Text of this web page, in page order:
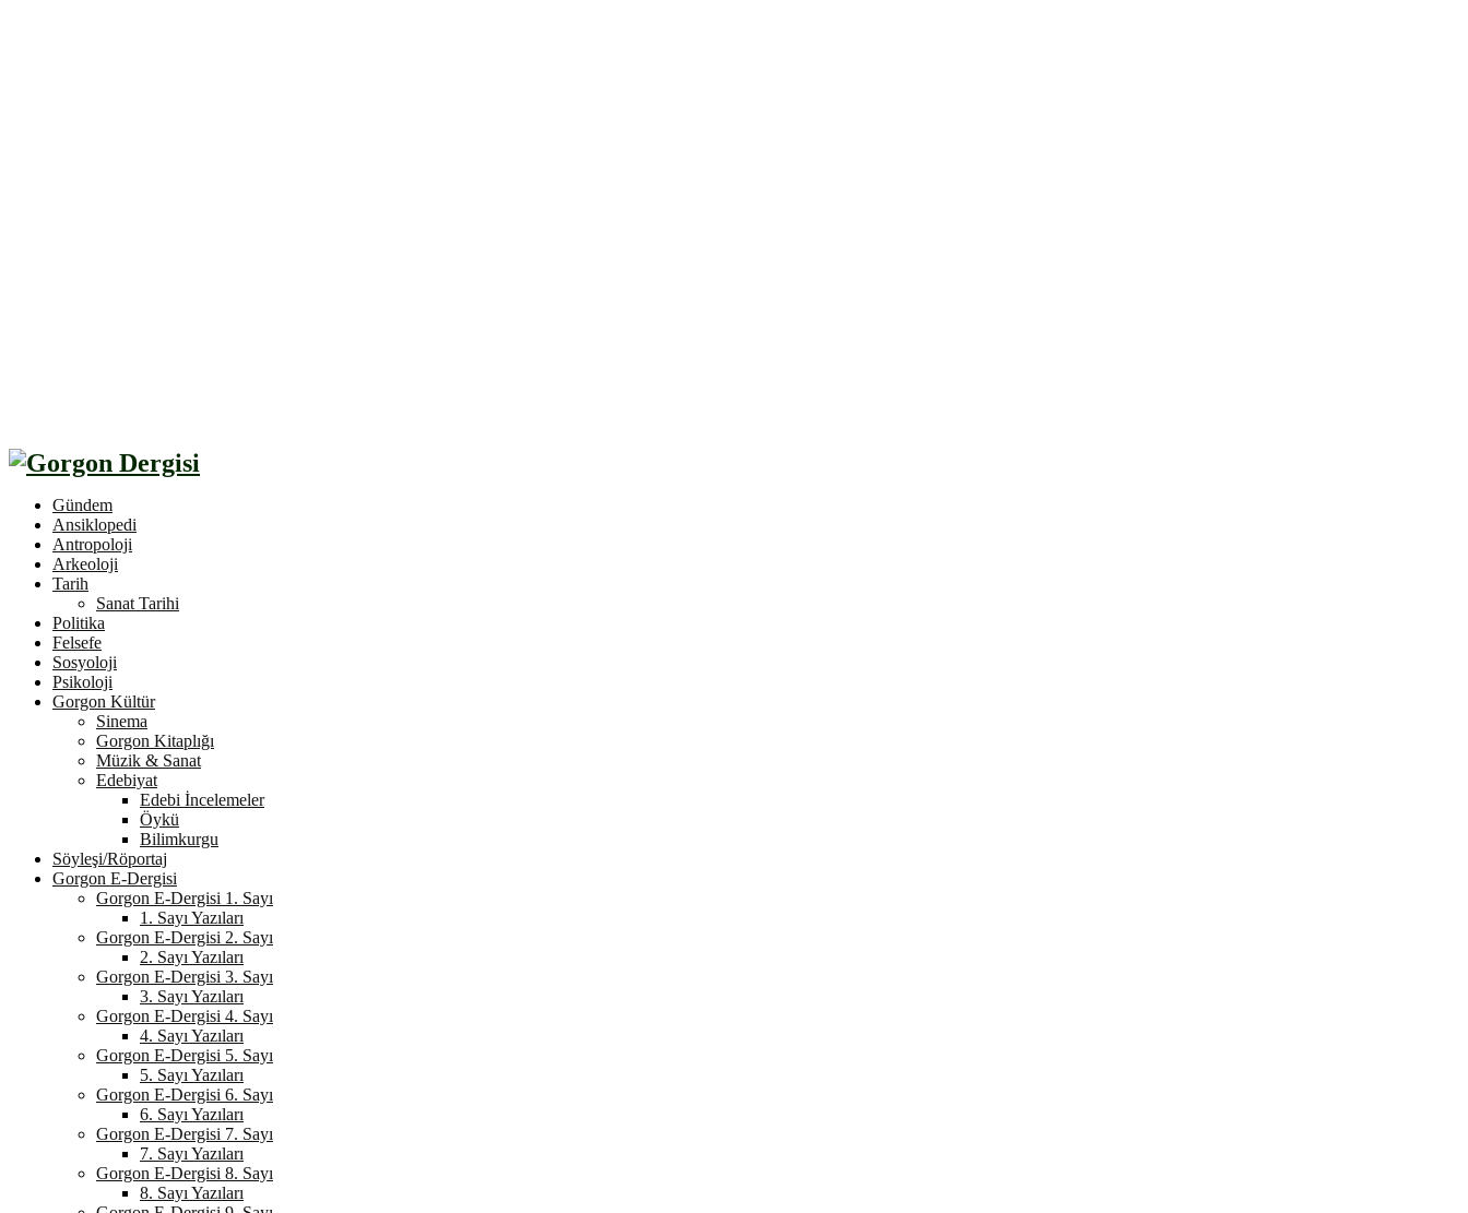
Gündem
Ansiklopedi
Antropoloji
Arkeoloji
Tarih
Sanat Tarihi
Politika
Felsefe
Sosyoloji
Psikoloji
Gorgon Kültür
Sinema
Gorgon Kitaplığı
Müzik & Sanat
Edebiyat
Edebi İncelemeler
Öykü
Bilimkurgu
Söyleşi/Röportaj
Gorgon E-Dergisi
Gorgon E-Dergisi 1. Sayı
1. Sayı Yazıları
Gorgon E-Dergisi 2. Sayı
2. Sayı Yazıları
Gorgon E-Dergisi 3. Sayı
3. Sayı Yazıları
Gorgon E-Dergisi 4. Sayı
4. Sayı Yazıları
Gorgon E-Dergisi 5. Sayı
5. Sayı Yazıları
Gorgon E-Dergisi 6. Sayı
6. Sayı Yazıları
Gorgon E-Dergisi 7. Sayı
7. Sayı Yazıları
Gorgon E-Dergisi 8. Sayı
8. Sayı Yazıları